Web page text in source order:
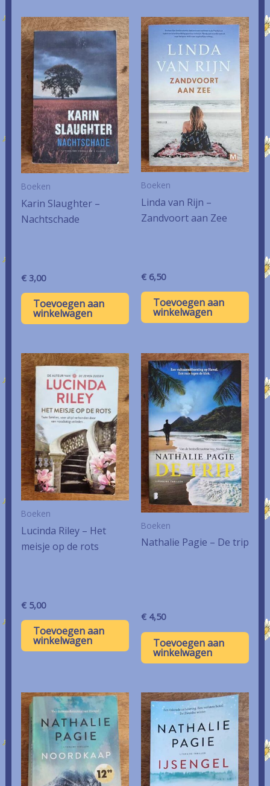
Boeken
Karin Slaughter –
Nachtschade
€3,00
Toevoegen aan
winkelwagen
Boeken
Linda van Rijn –
Zandvoort aan Zee
€ 6,50
Toevoegen aan
winkelwagen
Boeken
Lucinda Riley – Het
meisje op de rots
€5,00
Toevoegen aan
winkelwagen
Boeken
Nathalie Pagie – De trip
€ 4,50
Toevoegen aan
winkelwagen